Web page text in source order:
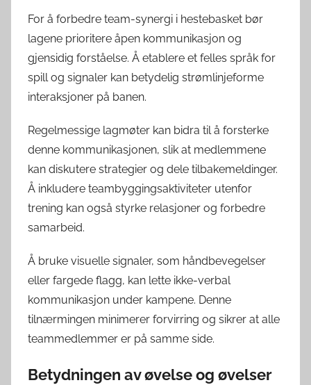
For å forbedre team-synergi i hestebasket bør
lagene prioritere åpen kommunikasjon og
gjensidig forståelse. Å etablere et felles språk for
spill og signaler kan betydelig strømlinjeforme
interaksjoner på banen.
Regelmessige lagmøter kan bidra til å forsterke
denne kommunikasjonen, slik at medlemmene
kan diskutere strategier og dele tilbakemeldinger.
Å inkludere teambyggingsaktiviteter utenfor
trening kan også styrke relasjoner og forbedre
samarbeid.
Å bruke visuelle signaler, som håndbevegelser
eller fargede flagg, kan lette ikke-verbal
kommunikasjon under kampene. Denne
tilnærmingen minimerer forvirring og sikrer at alle
teammedlemmer er på samme side.
Betydningen av øvelse og øvelser